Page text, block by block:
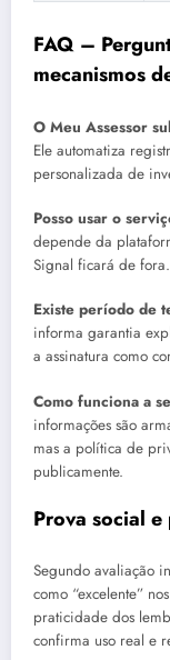
FAQ –
mecanismos
O Meu Assessor
Ele automatiza
personalizada de
Posso usar o
depende da
Signal ficará de fora.
Existe período de
informa garantia
a assinatura como
Como funciona a
informações são
mas a política de
publicamente.
Prova social
Segundo avaliação
como “excelente”
praticidade dos
confirma uso real e